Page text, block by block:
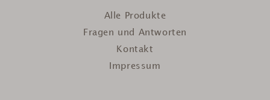
Alle Produkte
Fragen und Antworten
Kontakt
Impressum